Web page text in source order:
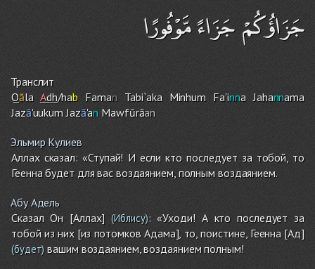
جَزَاؤُكُمْ جَزَاءً مَّوْفُورًا
Транслит
Qāla Adh/hab FamanTabi`aka Minhum Fa'inna Jahannama
Jazā'uukumJazā'an Mawfūrāan
Эльмир Кулиев
Аллах сказал: «Ступай! И если кто последует за тобой, то
Геенна будет для вас воздаянием, полным воздаянием.
Абу Адель
Сказал Он [Аллах] (Иблису): «Уходи! А кто последует за
тобой из них [из потомков Адама], то, поистине, Геенна [Ад]
(будет) вашим воздаянием, воздаянием полным!